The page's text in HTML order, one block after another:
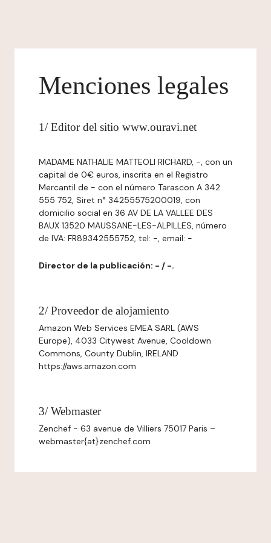
Menciones legales
1/ Editor del sitio www.ouravi.net
MADAME NATHALIE MATTEOLI RICHARD, -, con un
capital de 0€ euros, inscrita en el Registro
Mercantil de - con el número Tarascon A 342
555 752, Siret n° 34255575200019, con
domicilio social en 36 AV DE LA VALLEE DES
BAUX 13520 MAUSSANE-LES-ALPILLES, número
de IVA: FR89342555752, tel: -, email: -
Director de la publicación: - / -.
2/ Proveedor de alojamiento
Amazon Web Services EMEA SARL (AWS
Europe), 4033 Citywest Avenue, Cooldown
Commons, County Dublin, IRELAND
https://aws.amazon.com
3/ Webmaster
Zenchef - 63 avenue de Villiers 75017 Paris –
webmaster{at}zenchef.com